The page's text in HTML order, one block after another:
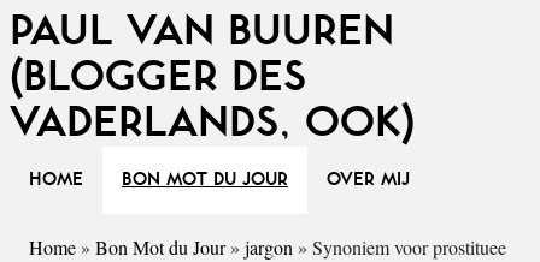
PAUL VAN BUUREN
(BLOGGER DES
VADERLANDS, OOK)
HOME BON MOT DU JOUR OVER MIJ
Home » Bon Mot du Jour» jargon » Synoniem voor prostituee